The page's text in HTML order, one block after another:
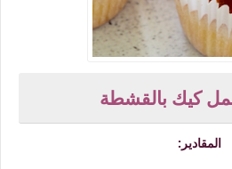
كيك بالقشطة
المقادير: